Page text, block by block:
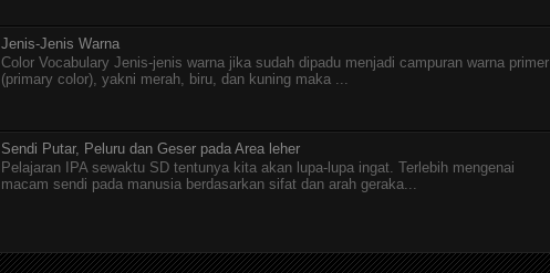
Jenis-Jenis Warna
Color Vocabulary Jenis-jenis warna jika sudah dipadu menjadi campuran warna primer
(primary color), yakni merah, biru, dan kuning maka ...
Sendi Putar, Peluru dan Geser pada Area leher
Pelajaran IPA sewaktu SD tentunya kita akan lupa-lupa ingat. Terlebih mengenai
macam sendi pada manusia berdasarkan sifat dan arah geraka...